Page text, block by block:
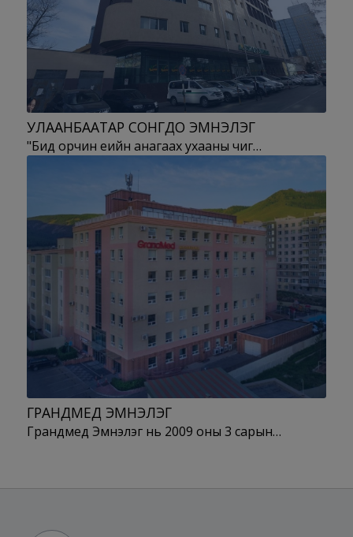
УЛААНБААТАР СОНГДО ЭМНЭЛЭГ
"Бид орчин үеийн анагаах ухааны чиг…
ГРАНДМЕД ЭМНЭЛЭГ
Грандмед Эмнэлэг нь 2009 оны 3 сарын…